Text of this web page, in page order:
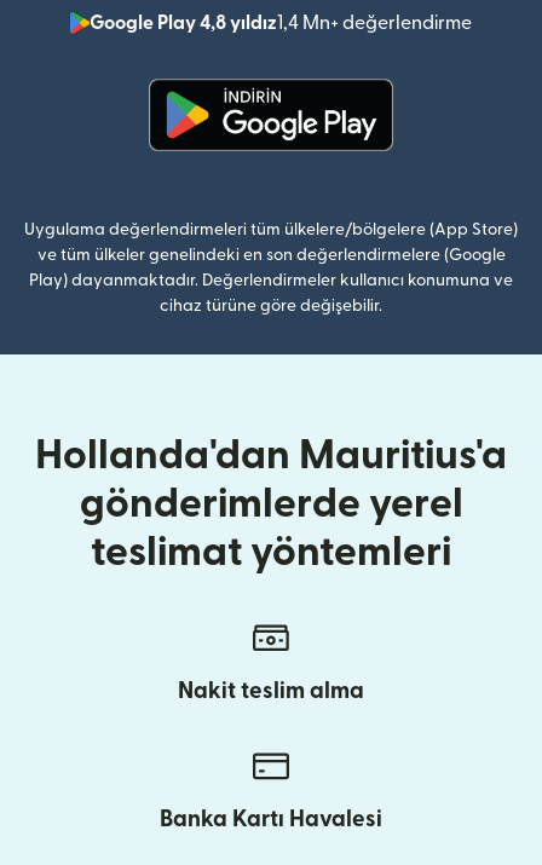
Google Play 4,8 yıldız1,4 Mn+ değerlendirme
Uygulama değerlendirmeleri tüm ülkelere/bölgelere (App Store)
ve tüm ülkeler genelindeki en son değerlendirmelere (Google
Play) dayanmaktadır. Değerlendirmeler kullanıcı konumuna ve
cihaz türüne göre değişebilir.
Hollanda'dan Mauritius'a
gönderimlerde yerel
teslimat yöntemleri
Nakit teslim alma
Banka Kartı Havalesi